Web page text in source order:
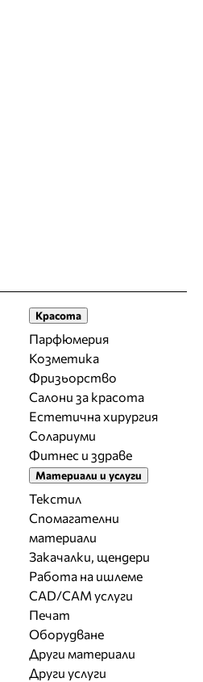
Красота
Парфюмерия
Козметика
Фризьорство
Салони за красота
Естетична хирургия
Солариуми
Фитнес и здраве
Материали и услуги
Текстил
Спомагателни
материали
Закачалки, щендери
Работа на ишлеме
CAD/CAM услуги
Печат
Оборудване
Други материали
Други услуги